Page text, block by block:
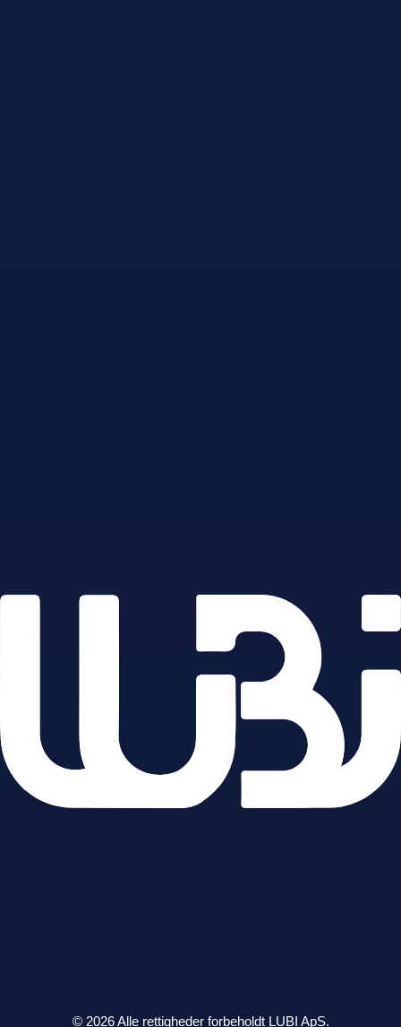
© 2026 Alle rettigheder forbeholdt LUBI ApS.